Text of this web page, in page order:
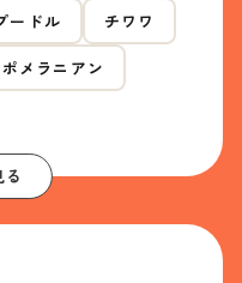
ードル チワワ
ポメラニアン